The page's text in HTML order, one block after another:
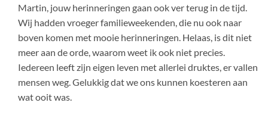
Martin, jouw herinneringen gaan ook ver terug in de tijd.
Wij hadden vroeger familieweekenden, die nu ook naar
boven komen met mooie herinneringen. Helaas, is dit niet
meer aan de orde, waarom weet ik ook niet precies.
Iedereen leeft zijn eigen leven met allerlei druktes, er vallen
mensen weg. Gelukkig dat we ons kunnen koesteren aan
wat ooit was.